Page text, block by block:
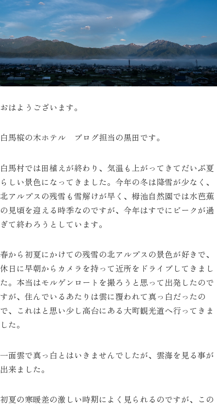
おはようございます。
白馬樅の木ホテル ブログ担当の黒田です。
白馬村では田植えが終わり、気温も上がってきてだいぶ夏
らしい景色になってきました。今年の冬は降雪が少なく、
北アルプスの残雪も雪解けが早く、栂池自然園では水芭蕉
の見頃を迎える時季なのですが、今年はすでにビークが過
ぎて終わろうとしています。
春から初夏にかけての残雪の北アルプスの景色が好きで、
休日に早朝からカメラを持って近所をドライブしてきまし
た。本当はモルゲンロートを撮ろうと思って出発したので
すが、住んでいるあたりは雲に覆われて真っ白だったの
で、これはと思い少し高台にある大町観光道へ行ってきま
した。
一面雲で真っ白とはいきませんでしたが、雲海を見る事が
出来ました。
初夏の寒暖差の激しい時期によく見られるのですが、この